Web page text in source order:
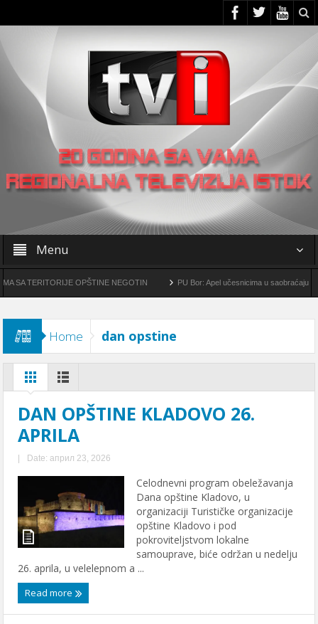
Menu
OPŠTINE NEGOTIN PU Bor: Apel učesnicima u saobraćaju da povećaju
Home dan opstine
DAN OPŠTINE KLADOVO 26.
APRILA
| Date: април 23, 2026
Celodnevni program obeležavanja
Dana opštine Kladovo, u
organizaciji Turističke organizacije
opštine Kladovo i pod
pokroviteljstvom lokalne
samouprave, biće održan u nedelju
26. aprila, u velelepnom a ...
Read more